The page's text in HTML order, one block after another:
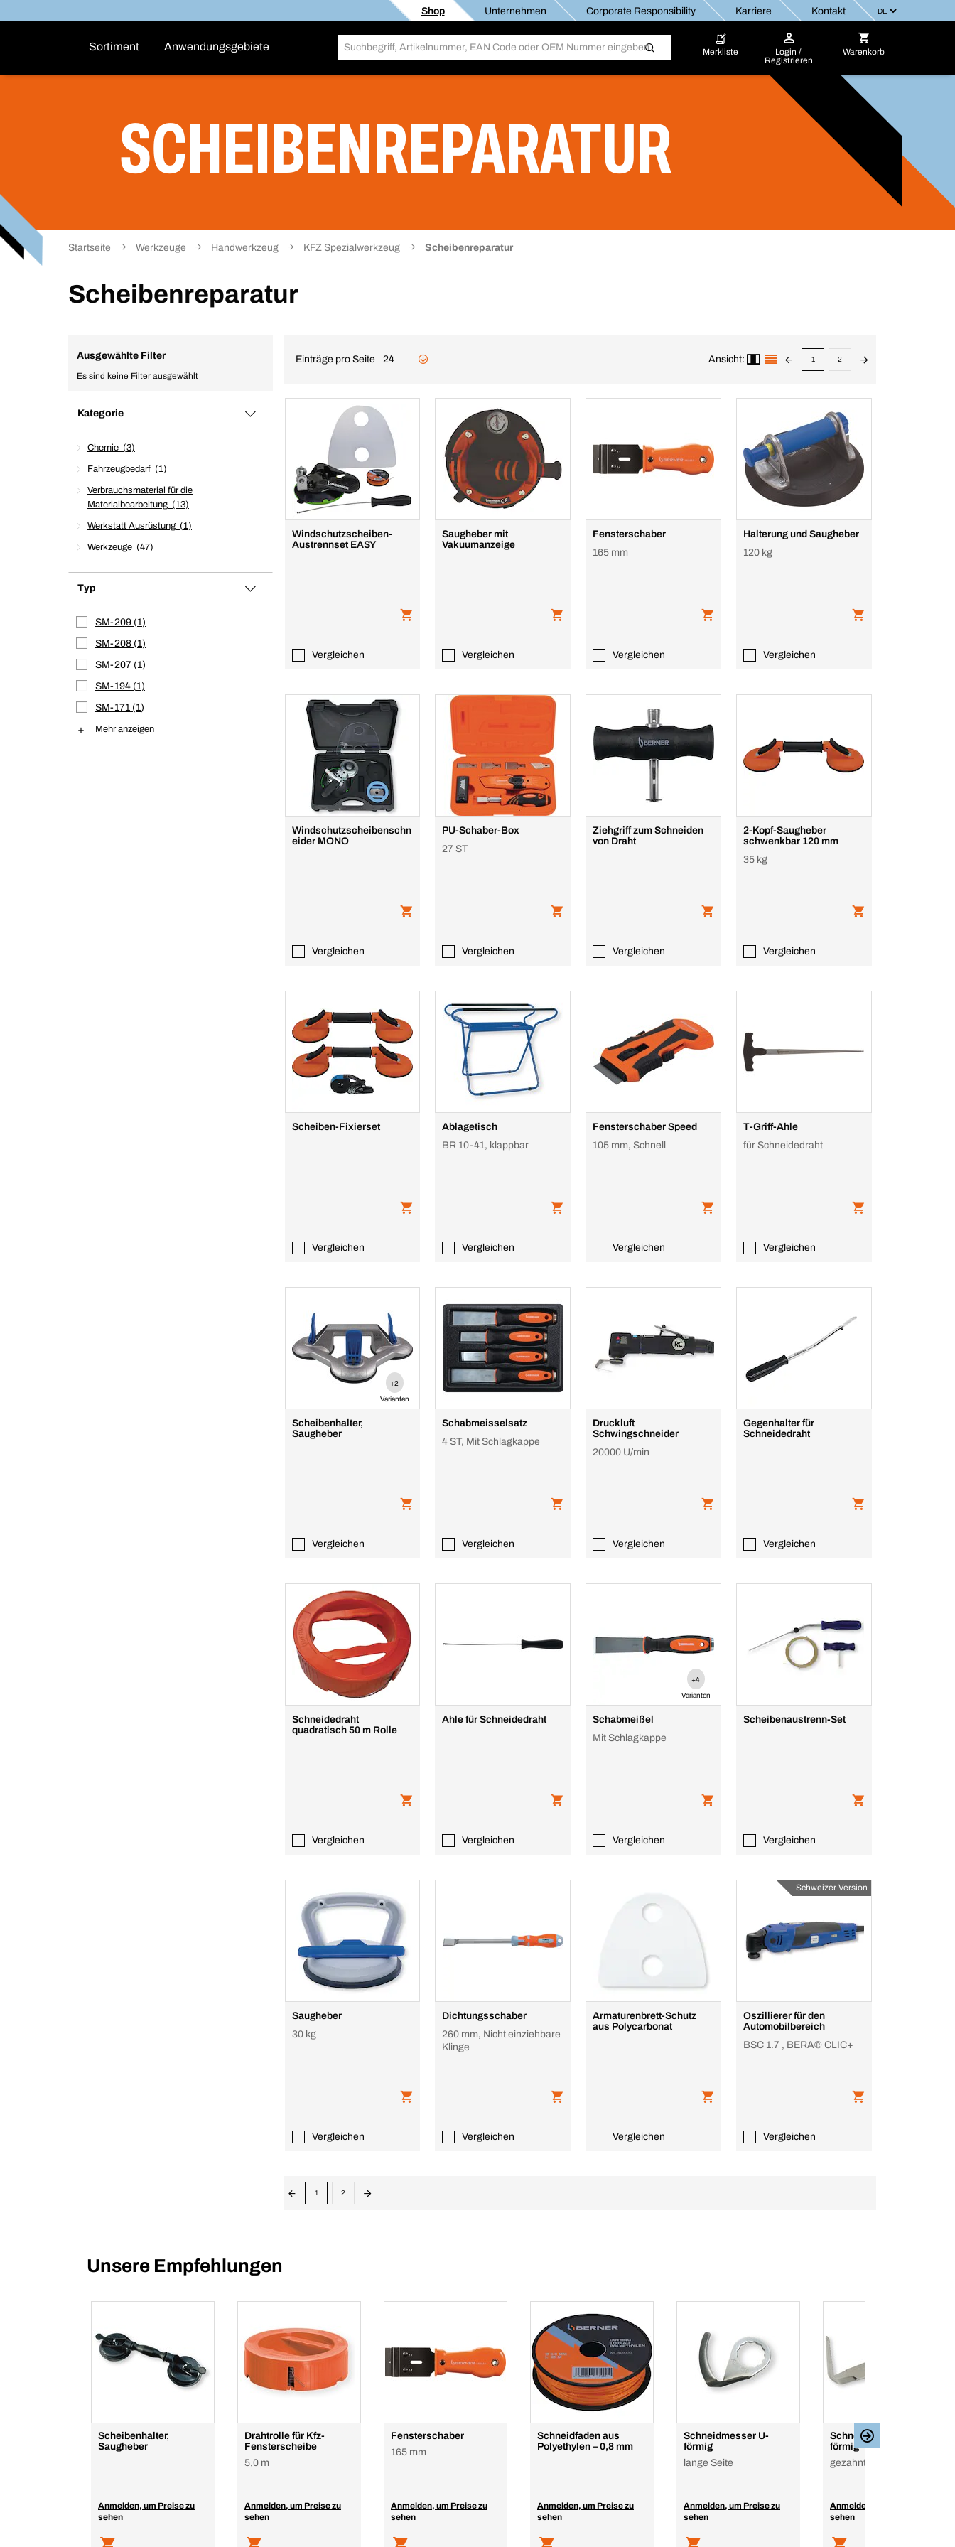
Shop Unternehmen Corporate Responsibility Karriere Kontakt
Sortiment Anwendungsgebiete Merkliste
Login /
Registrieren
Warenkorb
SCHEIBENREPARATUR
Startseite Werkzeuge Handwerkzeug KFZ Spezialwerkzeug Scheibenreparatur
Scheibenreparatur
Ausgewählte Filter
Es sind keine Filter ausgewählt
Kategorie
Chemie 3
Fahrzeugbedarf 1
Verbrauchsmaterial für die
Materialbearbeitung
13
Werkstatt Ausrüstung 1
Werkzeuge 47
Typ
SM-209 1
SM-208 1
SM-207 1
SM-194 1
SM-171 1
Mehr anzeigen
Einträge pro Seite 24 Ansicht: 1 2
Windschutzscheiben-
Austrennset EASY
Vergleichen
Saugheber mit
Vakuumanzeige
Vergleichen
Fensterschaber
165 mm
Vergleichen
Halterung und Saugheber
120 kg
Vergleichen
Windschutzscheibenschn
eider MONO
Vergleichen
PU-Schaber-Box
27 ST
Vergleichen
Ziehgriff zum Schneiden
von Draht
Vergleichen
2-Kopf-Saugheber
schwenkbar 120 mm
35 kg
Vergleichen
Scheiben-Fixierset
Vergleichen
Ablagetisch
BR 10-41, klappbar
Vergleichen
Fensterschaber Speed
105 mm, Schnell
Vergleichen
T-Griff-Ahle
für Schneidedraht
Vergleichen
+2
Varianten
Scheibenhalter,
Saugheber
Vergleichen
Schabmeisselsatz
4 ST, Mit Schlagkappe
Vergleichen
Druckluft
Schwingschneider
20000 U/min
Vergleichen
Gegenhalter für
Schneidedraht
Vergleichen
Schneidedraht
quadratisch 50 m Rolle
Vergleichen
Ahle für Schneidedraht
Vergleichen
+4
Varianten
Schabmeißel
Mit Schlagkappe
Vergleichen
Scheibenaustrenn-Set
Vergleichen
Saugheber
30 kg
Vergleichen
Dichtungsschaber
260 mm, Nicht einziehbare
Klinge
Vergleichen
Armaturenbrett-Schutz
aus Polycarbonat
Vergleichen
Schweizer Version
Oszillierer für den
Automobilbereich
BSC 1.7 , BERA® CLIC+
Vergleichen
1 2
Unsere Empfehlungen
Scheibenhalter,
Saugheber
Anmelden, um Preise zu
sehen
Drahtrolle für Kfz-
Fensterscheibe
5,0 m
Anmelden, um Preise zu
sehen
Fensterschaber
165 mm
Anmelden, um Preise zu
sehen
Schneidfaden aus
Polyethylen – 0,8 mm
Anmelden, um Preise zu
sehen
Schneidmesser U-
förmig
lange Seite
Anmelden, um Preise zu
sehen
Schneidmesser L-
förmig
gezahnt
Anmelden, um Preise zu
sehen